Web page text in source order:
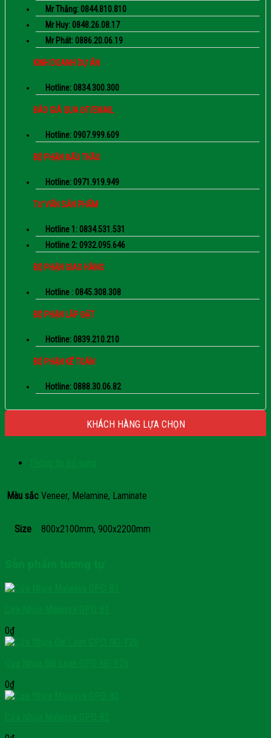
Mr Thắng: 0844.810.810
Mr Huy: 0848.26.08.17
Mr Phát: 0886.20.06.19
KINH DOANH DỰ ÁN
Hotline: 0834.300.300
BÁO GIÁ QUA ĐT/EMAIL
Hotline: 0907.999.609
BỘ PHẬN ĐẤU THẦU
Hotline: 0971.919.949
TƯ VẤN SẢN PHẨM
Hotline 1: 0834.531.531
Hotline 2: 0932.095.646
BỘ PHẬN GIAO HÀNG
Hotline : 0845.308.308
BỘ PHẬN LẮP ĐẶT
Hotline: 0839.210.210
BỘ PHẬN KẾ TOÁN
Hotline: 0888.30.06.82
KHÁCH HÀNG LỰA CHỌN
Màu sắc Veneer, Melamine, Laminate
Size 800x2100mm, 900x2200mm
0₫
0₫